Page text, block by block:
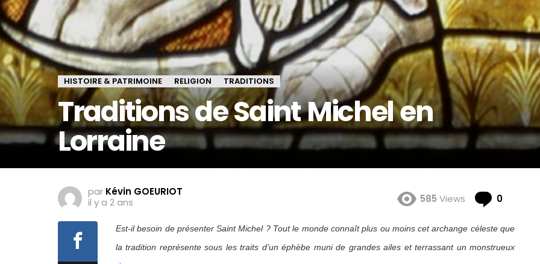
HISTOIRE & PATRIMOINE RELIGION TRADITIONS
Traditions de Saint Michel en
Lorraine
par Kévin GOEURIOT
il y a 2 ans
585 Views 0
Est-il besoin de présenter Saint Michel ? Tout le monde connaît plus ou moins cet archange céleste que
la tradition représente sous les traits d’un éphèbe muni de grandes ailes et terrassant un monstrueux